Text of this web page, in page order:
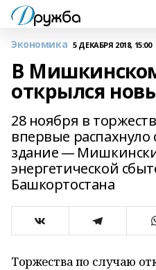
Экономика 5 ДЕКАБРЯ 2018, 15:00
В
открылся
28 ноября в
впервые
здание —
энергетической
Башкортостана
Торжества по случаю